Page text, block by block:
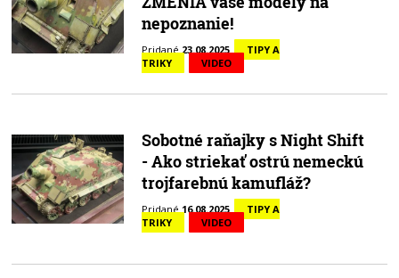
nepoznanie!
Pridané23.08.2025
TIPY A
TRIKY
VIDEO
Sobotné raňajky s Night Shift
- Ako striekať ostrú nemeckú
trojfarebnú kamufláž?
Pridané16.08.2025
TIPY A
TRIKY
VIDEO